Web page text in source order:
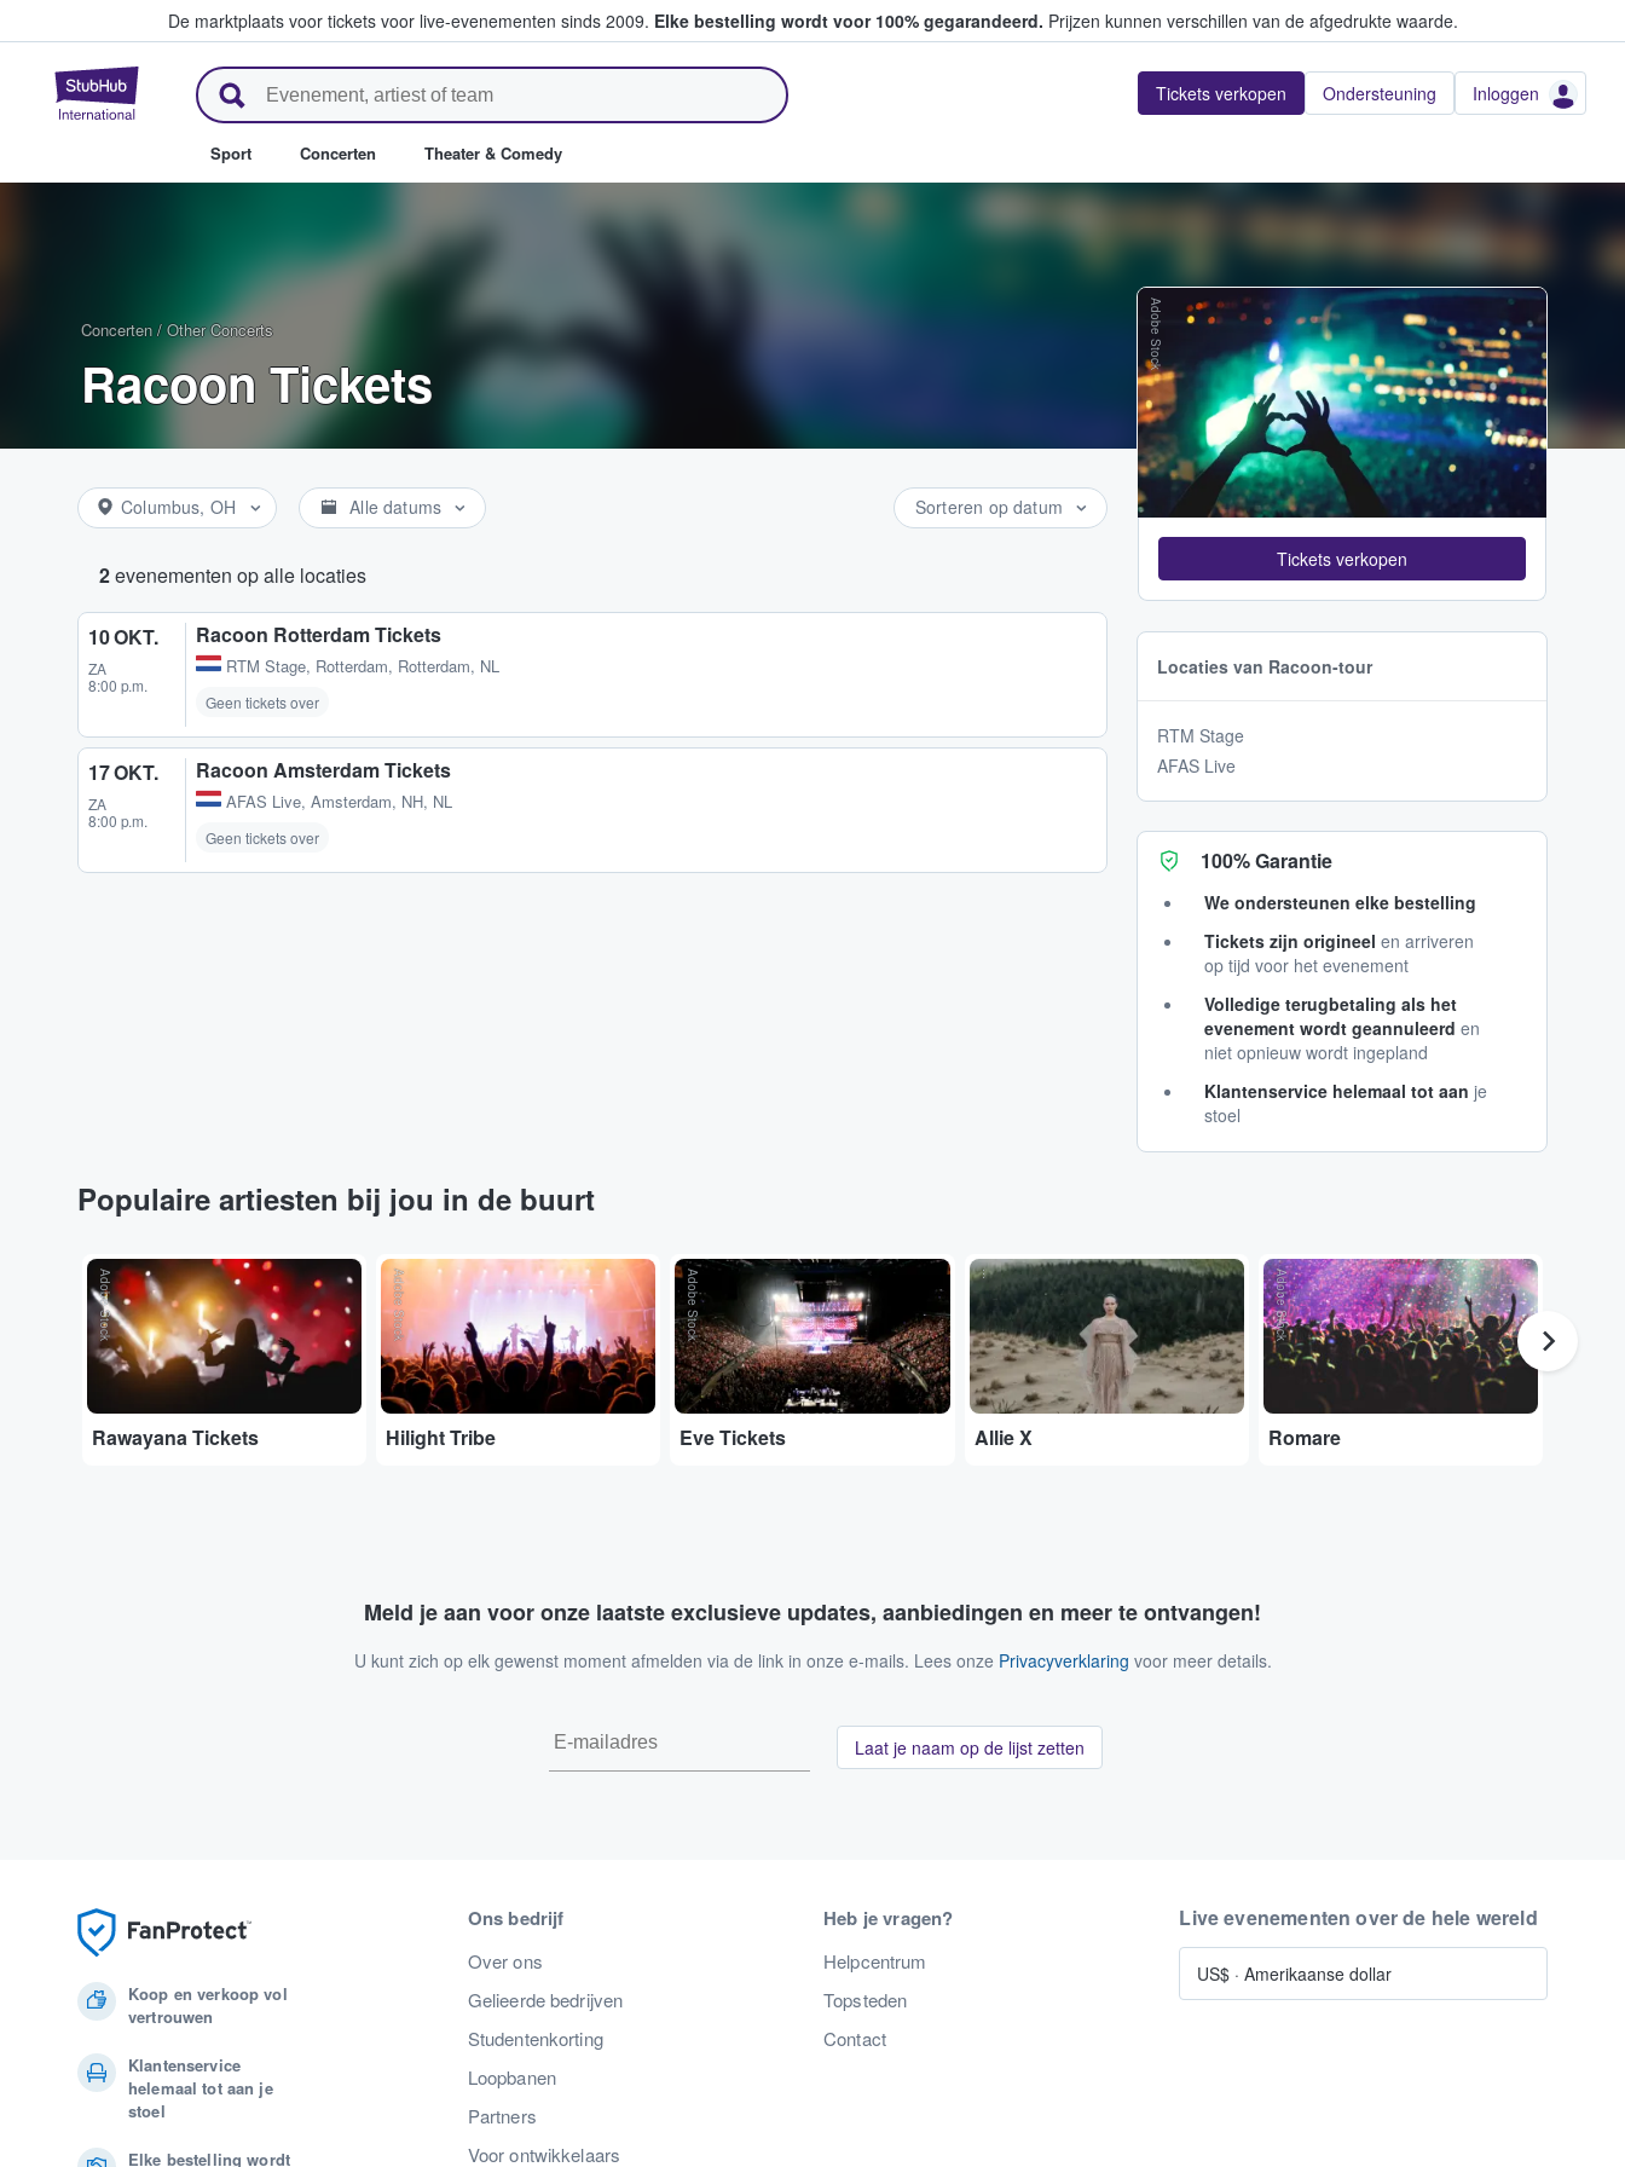
De marktplaats voor tickets voor live-evenementen sinds 2009. Elke bestelling wordt voor 100% gegarandeerd. Prijzen kunnen verschillen van de afgedrukte waarde.
StubHub: waar fans tickets kopen en verkopen Tickets verkopen Ondersteuning Inloggen
Sport Concerten Theater & Comedy
Concerten / Other Concerts
Racoon Tickets
Columbus, OH Alle datums Sorteren op datum
2evenementen op alle locaties
10 OKT.
ZA
8:00 p.m.
Racoon Rotterdam Tickets
RTM Stage, Rotterdam, Rotterdam, NL
Geen tickets over
17 OKT.
ZA
8:00 p.m.
Racoon Amsterdam Tickets
AFAS Live, Amsterdam, NH, NL
Geen tickets over
Adobe Stock
Tickets verkopen
Locaties van Racoon-tour
RTM Stage
AFAS Live
100% Garantie
We ondersteunen elke bestelling
Tickets zijn origineel en arriveren
op tijd voor het evenement
Volledige terugbetaling als het
evenement wordt geannuleerd en
niet opnieuw wordt ingepland
Klantenservice helemaal tot aan je
stoel
Populaire artiesten bij jou in de buurt
Adobe Stock
Rawayana Tickets
Adobe Stock
Hilight Tribe
Adobe Stock
Eve Tickets
...
Allie X
Adobe Stock
Romare
Meld je aan voor onze laatste exclusieve updates, aanbiedingen en meer te ontvangen!
U kunt zich op elk gewenst moment afmelden via de link in onze e-mails. Lees onze Privacyverklaring voor meer details.
Laat je naam op de lijst zetten
Koop en verkoop vol
vertrouwen
Klantenservice
helemaal tot aan je
stoel
Elke bestelling wordt
Ons bedrijf
Over ons
Gelieerde bedrijven
Studentenkorting
Loopbanen
Partners
Voor ontwikkelaars
Heb je vragen?
Helpcentrum
Topsteden
Contact
Live evenementen over de hele wereld
US$ ·Amerikaanse dollar